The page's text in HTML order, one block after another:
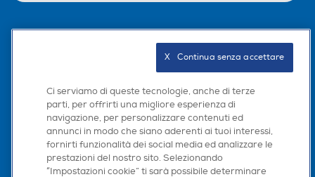
Scarica la nostra app
Ci serviamo di queste tecnologie, anche di terze
parti, per offrirti una migliore esperienza di
navigazione, per personalizzare contenuti ed
annunci in modo che siano aderenti ai tuoi interessi,
fornirti funzionalità dei social media ed analizzare le
prestazioni del nostro sito. Selezionando
“Impostazioni cookie” ti sarà possibile determinare
X   Continua senza accettare